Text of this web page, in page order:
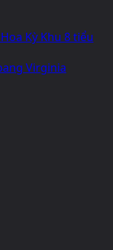
Kỳ Khu 8 tiểu
Virginia